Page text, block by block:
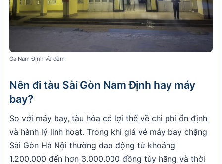
Ga Nam Định về đêm
Nên đi tàu Sài Gòn Nam Định hay máy
bay?
So với máy bay, tàu hỏa có lợi thế về chi phí ổn định
và hành lý linh hoạt. Trong khi giá vé máy bay chặng
Sài Gòn Hà Nội thường dao động từ khoảng
1.200.000 đến hơn 3.000.000 đồng tùy hãng và thời